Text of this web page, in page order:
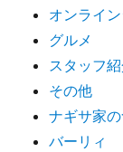
オンライ
グルメ
スタッフ
その他
ナギサ家
バーリィ